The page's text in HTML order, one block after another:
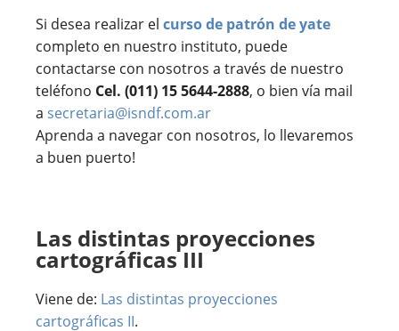
Si desea realizar el curso de patrón de yate
completo en nuestro instituto, puede
contactarse con nosotros a través de nuestro
teléfono Cel. (011) 15 5644-2888, o bien vía mail
a secretaria@isndf.com.ar
Aprenda a navegar con nosotros, lo llevaremos
a buen puerto!
Las distintas proyecciones
cartográficas III
Viene de: Las distintas proyecciones
cartográficas II.